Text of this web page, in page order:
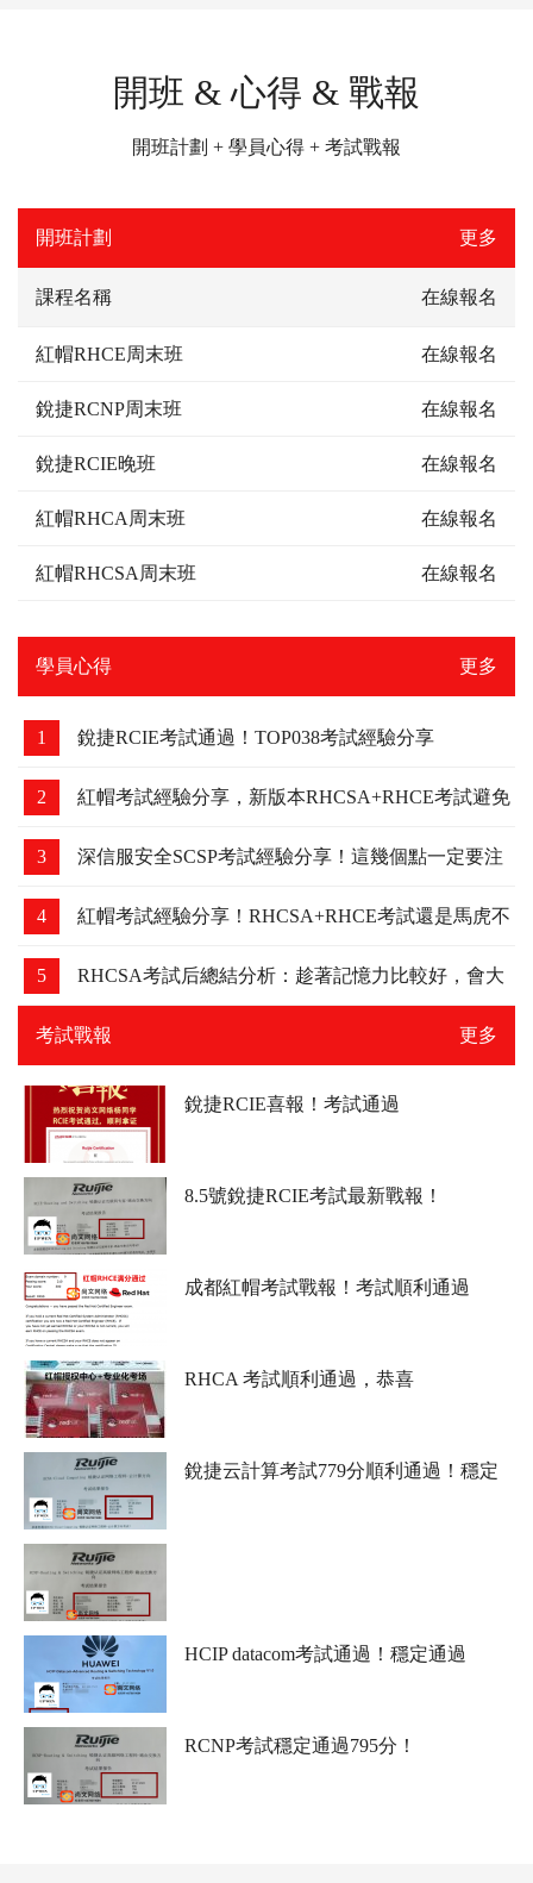
開班 & 心得 & 戰報
開班計劃 + 學員心得 + 考試戰報
開班計劃 更多
課程名稱 在線報名
紅帽RHCE周末班 在線報名
銳捷RCNP周末班 在線報名
銳捷RCIE晚班 在線報名
紅帽RHCA周末班 在線報名
紅帽RHCSA周末班 在線報名
學員心得 更多
1 銳捷RCIE考試通過！TOP038考試經驗分享
2 紅帽考試經驗分享，新版本RHCSA+RHCE考試避免
踩坑
3 深信服安全SCSP考試經驗分享！這幾個點一定要注
意，我差點吃了虧！
4 紅帽考試經驗分享！RHCSA+RHCE考試還是馬虎不
得，細節要注意下！
5 RHCSA考試后總結分析：趁著記憶力比較好，會大
家分享下
考試戰報 更多
銳捷RCIE喜報！考試通過
8.5號銳捷RCIE考試最新戰報！
成都紅帽考試戰報！考試順利通過
RHCA 考試順利通過，恭喜
銳捷云計算考試779分順利通過！穩定
RCNP考試通過，這個分數比較絕！是個狠人
HCIP datacom考試通過！穩定通過
RCNP考試穩定通過795分！